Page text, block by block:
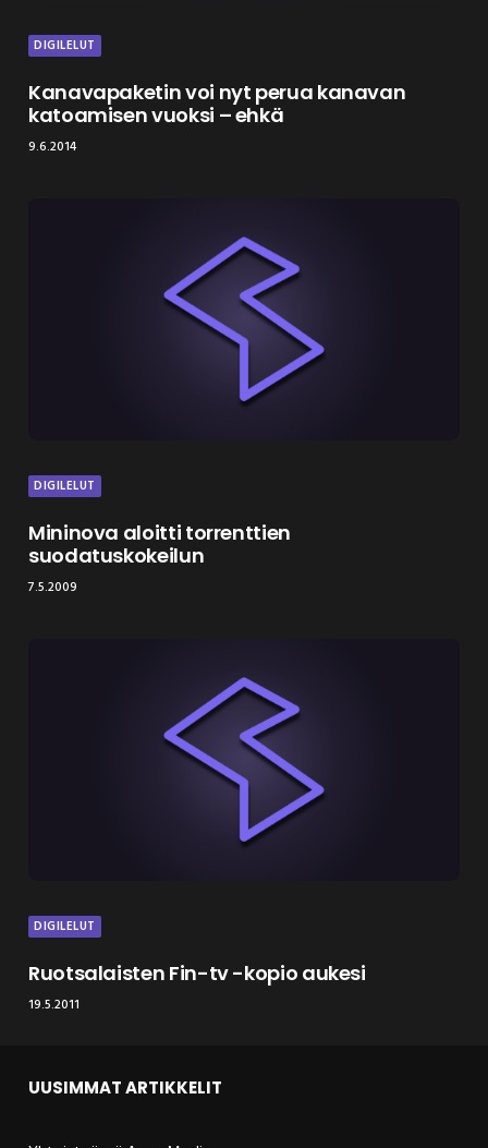
DIGILELUT
Kanavapaketin voi nyt perua kanavan
katoamisen vuoksi – ehkä
9.6.2014
DIGILELUT
Mininova aloitti torrenttien
suodatuskokeilun
7.5.2009
DIGILELUT
Ruotsalaisten Fin-tv -kopio aukesi
19.5.2011
UUSIMMAT ARTIKKELIT